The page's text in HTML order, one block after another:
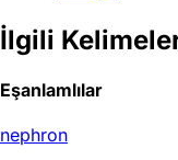
İlgili
Eşanlamlılar
nephron